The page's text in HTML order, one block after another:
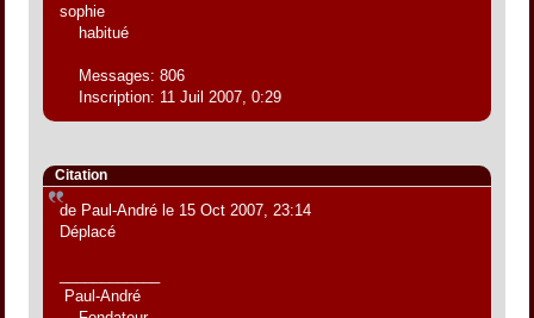
sophie
habitué
Messages: 806
Inscription: 11 Juil 2007, 0:29
Citation
de Paul-André le 15 Oct 2007, 23:14
Déplacé
Paul-André